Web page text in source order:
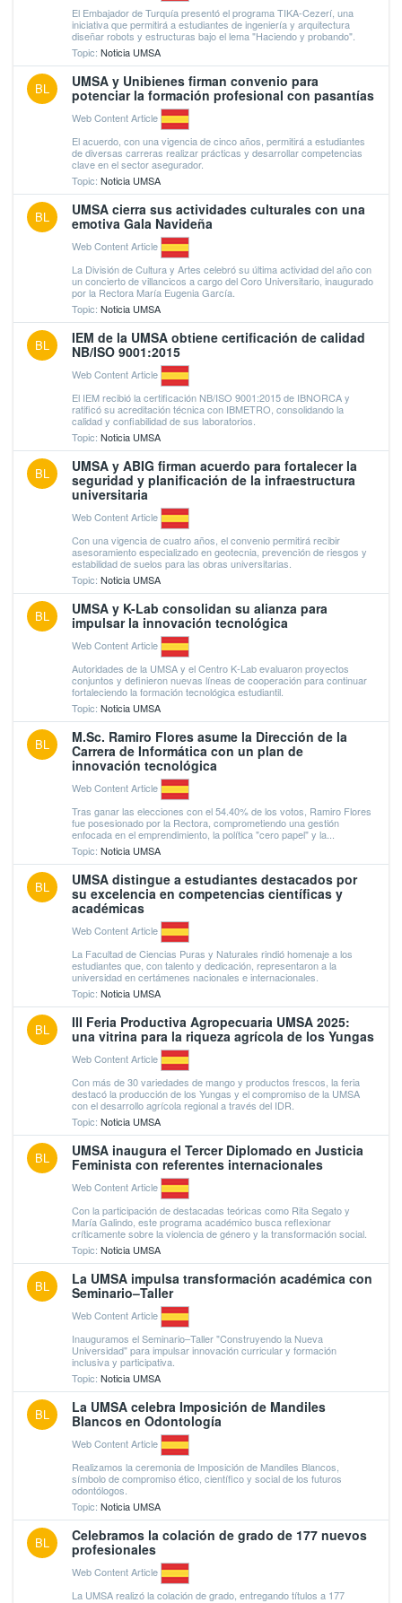
El Embajador de Turquía presentó el programa TIKA-Cezerí, una
iniciativa que permitirá a estudiantes de ingeniería y arquitectura
diseñar robots y estructuras bajo el lema "Haciendo y probando".
Topic: Noticia UMSA
BL
UMSA y Unibienes firman convenio para
potenciar la formación profesional con pasantías
Web Content Article
El acuerdo, con una vigencia de cinco años, permitirá a estudiantes
de diversas carreras realizar prácticas y desarrollar competencias
clave en el sector asegurador.
Topic: Noticia UMSA
BL
UMSA cierra sus actividades culturales con una
emotiva Gala Navideña
Web Content Article
La División de Cultura y Artes celebró su última actividad del año con
un concierto de villancicos a cargo del Coro Universitario, inaugurado
por la Rectora María Eugenia García.
Topic: Noticia UMSA
BL
IEM de la UMSA obtiene certificación de calidad
NB/ISO 9001:2015
Web Content Article
El IEM recibió la certificación NB/ISO 9001:2015 de IBNORCA y
ratificó su acreditación técnica con IBMETRO, consolidando la
calidad y confiabilidad de sus laboratorios.
Topic: Noticia UMSA
BL
UMSA y ABIG firman acuerdo para fortalecer la
seguridad y planificación de la infraestructura
universitaria
Web Content Article
Con una vigencia de cuatro años, el convenio permitirá recibir
asesoramiento especializado en geotecnia, prevención de riesgos y
estabilidad de suelos para las obras universitarias.
Topic: Noticia UMSA
BL
UMSA y K-Lab consolidan su alianza para
impulsar la innovación tecnológica
Web Content Article
Autoridades de la UMSA y el Centro K-Lab evaluaron proyectos
conjuntos y definieron nuevas líneas de cooperación para continuar
fortaleciendo la formación tecnológica estudiantil.
Topic: Noticia UMSA
BL
M.Sc. Ramiro Flores asume la Dirección de la
Carrera de Informática con un plan de
innovación tecnológica
Web Content Article
Tras ganar las elecciones con el 54.40% de los votos, Ramiro Flores
fue posesionado por la Rectora, comprometiendo una gestión
enfocada en el emprendimiento, la política "cero papel" y la...
Topic: Noticia UMSA
BL
UMSA distingue a estudiantes destacados por
su excelencia en competencias científicas y
académicas
Web Content Article
La Facultad de Ciencias Puras y Naturales rindió homenaje a los
estudiantes que, con talento y dedicación, representaron a la
universidad en certámenes nacionales e internacionales.
Topic: Noticia UMSA
BL
III Feria Productiva Agropecuaria UMSA 2025:
una vitrina para la riqueza agrícola de los Yungas
Web Content Article
Con más de 30 variedades de mango y productos frescos, la feria
destacó la producción de los Yungas y el compromiso de la UMSA
con el desarrollo agrícola regional a través del IDR.
Topic: Noticia UMSA
BL
UMSA inaugura el Tercer Diplomado en Justicia
Feminista con referentes internacionales
Web Content Article
Con la participación de destacadas teóricas como Rita Segato y
María Galindo, este programa académico busca reflexionar
críticamente sobre la violencia de género y la transformación social.
Topic: Noticia UMSA
BL
La UMSA impulsa transformación académica con
Seminario–Taller
Web Content Article
Inauguramos el Seminario–Taller "Construyendo la Nueva
Universidad" para impulsar innovación curricular y formación
inclusiva y participativa.
Topic: Noticia UMSA
BL
La UMSA celebra Imposición de Mandiles
Blancos en Odontología
Web Content Article
Realizamos la ceremonia de Imposición de Mandiles Blancos,
símbolo de compromiso ético, científico y social de los futuros
odontólogos.
Topic: Noticia UMSA
BL
Celebramos la colación de grado de 177 nuevos
profesionales
Web Content Article
La UMSA realizó la colación de grado, entregando títulos a 177